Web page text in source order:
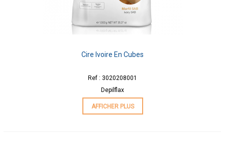
Cire Ivoire En Cubes
Ref : 3020208001
Depilflax
AFFICHER PLUS